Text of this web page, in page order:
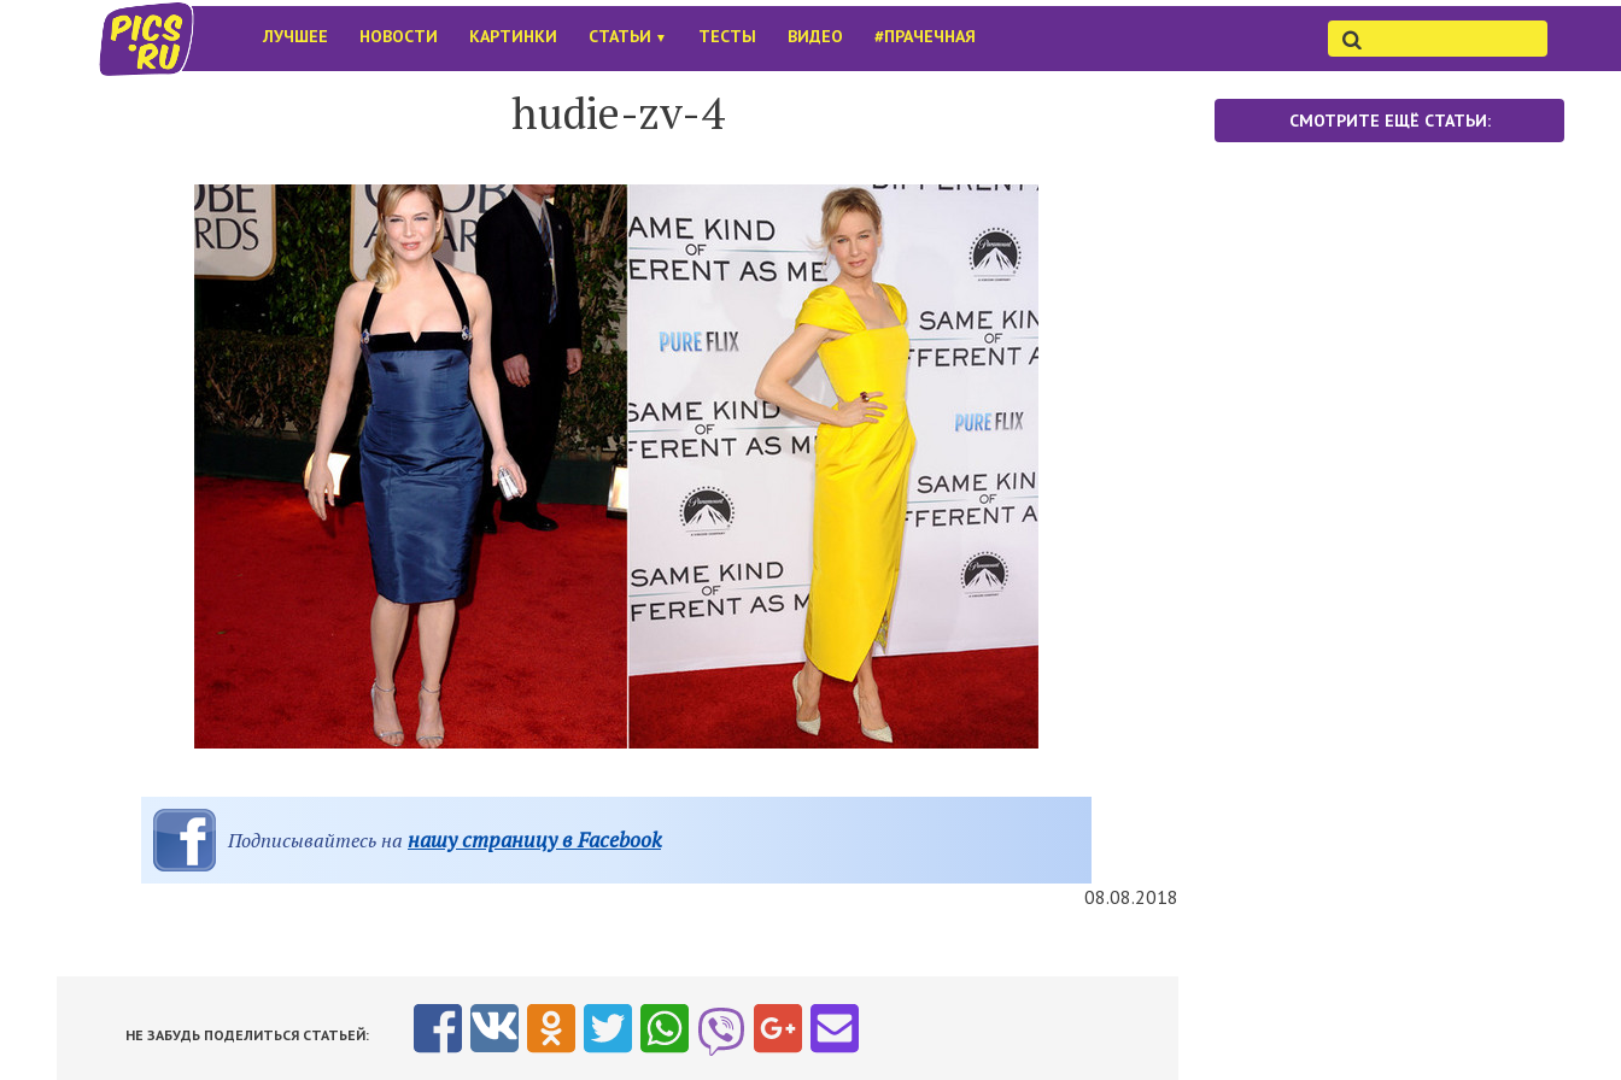
ЛУЧШЕЕ НОВОСТИ КАРТИНКИ СТАТЬИ ▼ ТЕСТЫ ВИДЕО #ПРАЧЕЧНАЯ
hudie-zv-4
Подписывайтесь на нашу страницу в Facebook
08.08.2018
НЕ ЗАБУДЬ ПОДЕЛИТЬСЯ СТАТЬЕЙ:
СМОТРИТЕ ЕЩЁ СТАТЬИ: